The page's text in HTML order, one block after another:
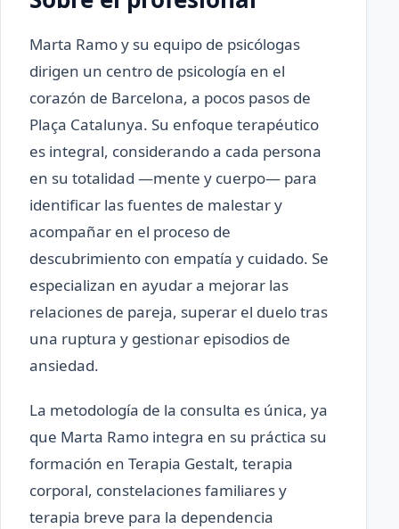
Marta Ramo y su equipo de psicólogas
dirigen un centro de psicología en el
corazón de Barcelona, a pocos pasos de
Plaça Catalunya. Su enfoque terapéutico
es integral, considerando a cada persona
en su totalidad —mente y cuerpo— para
identificar las fuentes de malestar y
acompañar en el proceso de
descubrimiento con empatía y cuidado. Se
especializan en ayudar a mejorar las
relaciones de pareja, superar el duelo tras
una ruptura y gestionar episodios de
ansiedad.
La metodología de la consulta es única, ya
que Marta Ramo integra en su práctica su
formación en Terapia Gestalt, terapia
corporal, constelaciones familiares y
terapia breve para la dependencia